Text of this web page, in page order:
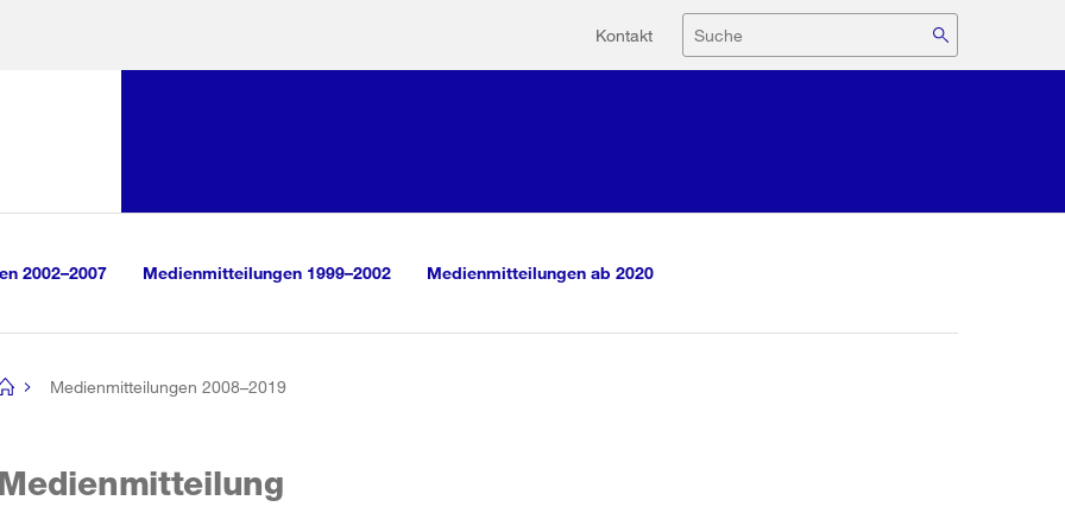
Hilfsnavigation
Kontakt Suche
2002–2007 Medienmitteilungen 1999–2002 Medienmitteilungen ab 2020
Medienmitteilungen 2008–2019